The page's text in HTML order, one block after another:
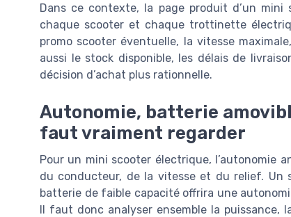
Dans ce contexte, la page produit d’un
chaque scooter et chaque trottinette
promo scooter éventuelle, la vitesse
aussi le stock disponible, les délais de
décision d’achat plus rationnelle.
Autonomie, batterie
faut vraiment regarder
Pour un mini scooter électrique, l’autonomie
du conducteur, de la vitesse et du relief.
batterie de faible capacité offrira une
Il faut donc analyser ensemble la puissance,